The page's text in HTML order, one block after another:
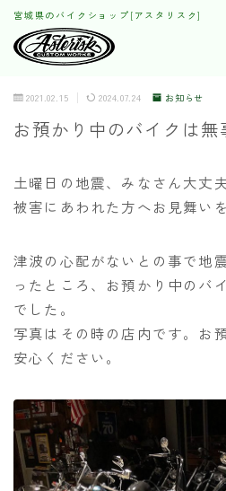
宮城県のバイクショップ[アスタリスク]
2021.02.15 2024.07.24 お知らせ
お預かり中のバイクは無
土曜日の地震、みなさん大丈
被害にあわれた方へお見舞い
津波の心配がないとの事で地
ったところ、お預かり中のバ
でした。
写真はその時の店内です。お
安心ください。